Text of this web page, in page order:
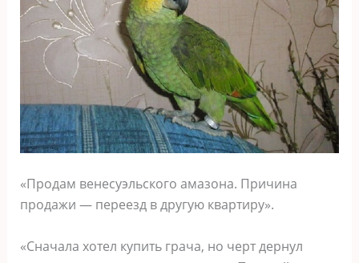
«Продам венесуэльского амазона. Причина
продажи — переезд в другую квартиру».
«Сначала хотел купить грача, но черт дернул